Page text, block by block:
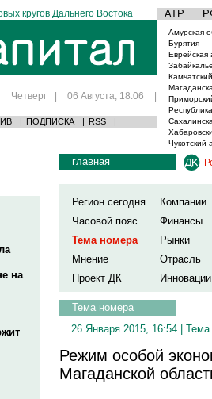
кругов Дальнего Востока АТР
Четверг | 06 Августа, 18:06 |
| ПОДПИСКА | RSS |
Амурская
Бурятия
Еврейская
Чукотский
на
главная
Регион сегодня
Компании
Часовой пояс
Финансы
Тема номера
Рынки
Мнение
Отрасль
Проект ДК
Инновации
Тема номера
26 Января 2015, 16:54 | Тема
Режим особой
Магаданской